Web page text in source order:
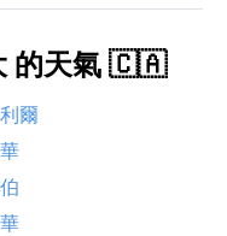
的天氣 🇨🇦
爾